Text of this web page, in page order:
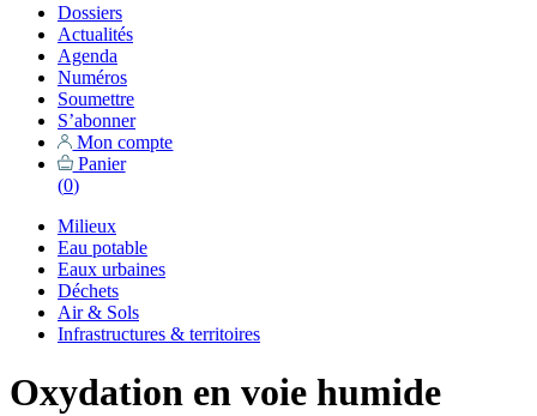
Dossiers
Actualités
Agenda
Numéros
Soumettre
S’abonner
Mon compte
Panier
(0)
Milieux
Eau potable
Eaux urbaines
Déchets
Air & Sols
Infrastructures & territoires
Oxydation en voie humide